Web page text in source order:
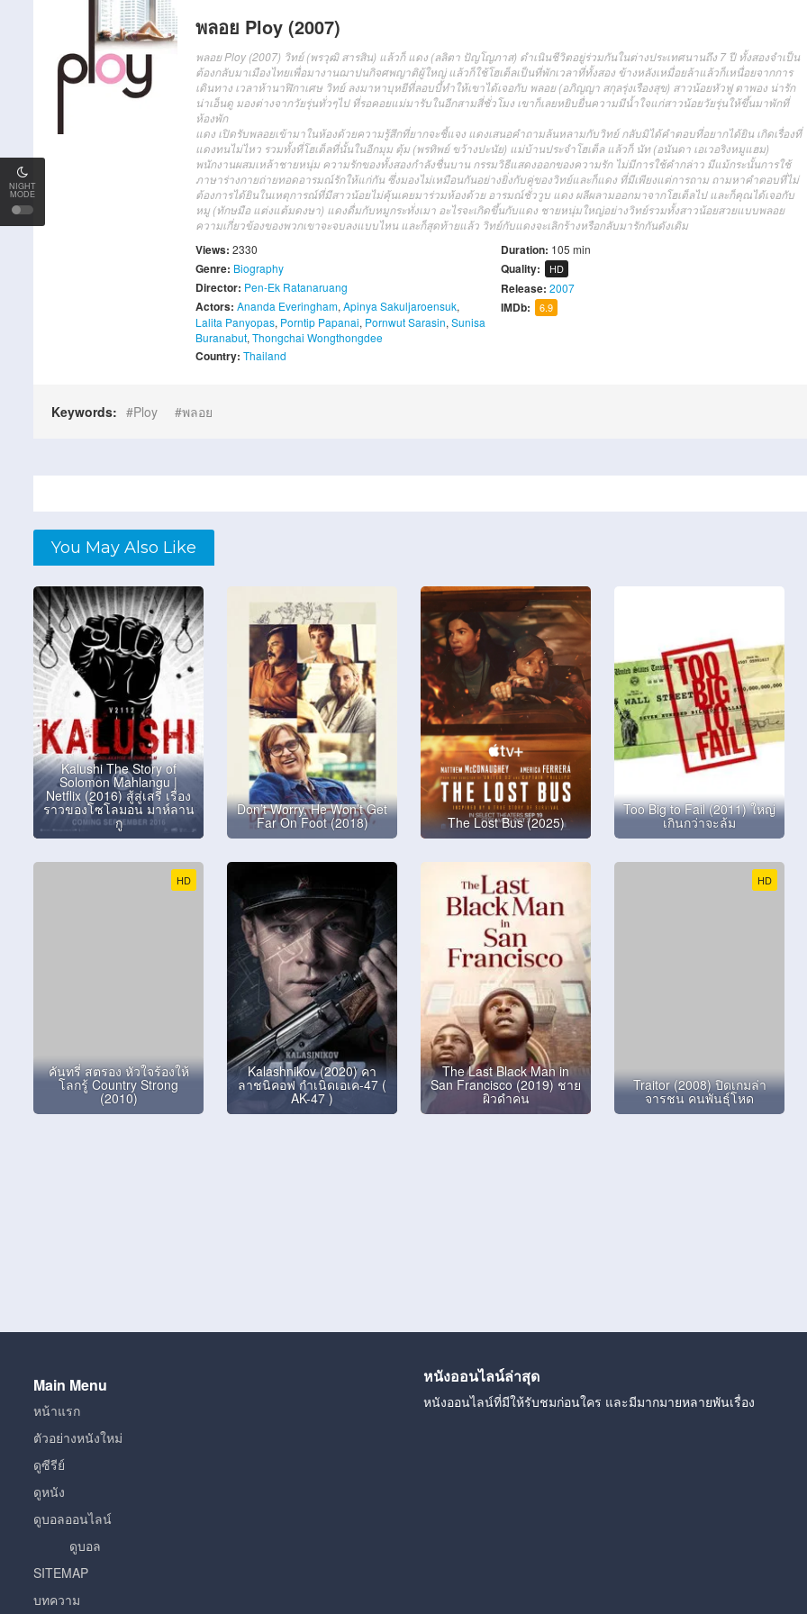
NIGHT
MODE
พลอย Ploy (2007)
พลอย Ploy (2007) วิทย์ (พรวุฒิ สารสิน) แล้วก็ แดง (ลลิตา ปัญโญภาส) ดำเนินชีวิตอยู่ร่วมกันในต่างประเทศนานถึง 7 ปี ทั้งสองจำเป็น
ต้องกลับมาเมืองไทยเพื่อมางานฌาปนกิจศพญาติผู้ใหญ่ แล้วก็ใช้โฮเต็ลเป็นที่พักเวลาที่ทั้งสอง ข้างหลังเหมื่อยล้าแล้วก็เหนื่อยจากการ
เดินทาง เวลาห้านาฬิกาเศษ วิทย์ ลงมาหาบุหยีที่ลอบบี้ทำให้เขาได้เจอกับ พลอย (อภิญญา สกุลรุ่งเรืองสุข) สาวน้อยหัวฟู ตาพอง น่ารัก
น่าเอ็นดู มองต่างจากวัยรุ่นทั่วๆไป ที่รอคอยแม่มารับในอีกสามสี่ชั่วโมง เขาก็เลยหยิบยื่นความมีน้ำใจแก่สาวน้อยวัยรุ่นให้ขึ้นมาพักที่
ห้องพัก
แดง เปิดรับพลอยเข้ามาในห้องด้วยความรู้สึกที่ยากจะชี้แจง แดงเสนอคำถามล้นหลามกับวิทย์ กลับมิได้คำตอบที่อยากได้ยิน เกิดเรื่องที่
แดงทนไม่ไหว รวมทั้งที่โฮเต็ลที่นั้นในอีกมุม ตุ้ม (พรทิพย์ ขว้างปะนัย) แม่บ้านประจำโฮเต็ล แล้วก็ นัท (อนันดา เอเวอริงหมูแฮม)
พนักงานผสมเหล้าชายหนุ่ม ความรักของทั้งสองกำลังชื่นบาน กรรมวิธีแสดงออกของความรัก ไม่มีการใช้คำกล่าว มีแม้กระนั้นการใช้
ภาษาร่างกายถ่ายทอดอารมณ์รักให้แก่กัน ซึ่งมองไม่เหมือนกันอย่างยิ่งกับคู่ของวิทย์และก็แดง ที่มีเพียงแต่การถาม ถามหาคำตอบที่ไม่
ต้องการได้ยินในเหตุการณ์ที่มีสาวน้อยไม่คุ้นเคยมาร่วมห้องด้วย อารมณ์ชั่ววูบ แดง ผลีผลามออกมาจากโฮเต็ลไป และก็คุณได้เจอกับ
หมู (ทักษมือ แต่งแต้มดงษา) แดงดื่มกับหมูกระทั่งเมา อะไรจะเกิดขึ้นกับแดง ชายหนุ่มใหญ่อย่างวิทย์รวมทั้งสาวน้อยสวยแบบพลอย
ความเกี่ยวข้องของพวกเขาจะจบลงแบบไหน และก็สุดท้ายแล้ว วิทย์กับแดงจะเลิกร้างหรือกลับมารักกันดังเดิม
Views: 2330
Genre: Biography
Director: Pen-Ek Ratanaruang
Actors: Ananda Everingham, Apinya Sakuljaroensuk,
Lalita Panyopas, Porntip Papanai, Pornwut Sarasin, Sunisa
Buranabut, Thongchai Wongthongdee
Country: Thailand
Duration: 105 min
Quality: HD
Release:2007
IMDb: 6.9
Keywords: Ploy พลอย
You May Also Like
Kalushi The Story of
Solomon Mahlangu |
Netflix (2016) สู้สู่เสรี เรื่อง
ราวของโซโลมอน มาห์ลาน
กู
Don’t Worry, He Won’t Get
Far On Foot (2018) The Lost Bus (2025)
Too Big to Fail (2011) ใหญ่
เกินกว่าจะล้ม
HD
คันทรี่ สตรอง หัวใจร้องให้
โลกรู้ Country Strong
(2010)
Kalashnikov (2020) คา
ลาชนิคอฟ กำเนิดเอเค-47 (
AK-47 )
The Last Black Man in
San Francisco (2019) ชาย
ผิวดำคน
HD
Traitor (2008) ปิดเกมล่า
จารชน คนพันธุ์โหด
Main Menu
หน้าแรก
ตัวอย่างหนังใหม่
ดูซีรีย์
ดูหนัง
ดูบอลออนไลน์
ดูบอล
SITEMAP
บทความ
หนังออนไลน์ล่าสุด
หนังออนไลน์ที่มีให้รับชมก่อนใคร และมีมากมายหลายพันเรื่อง